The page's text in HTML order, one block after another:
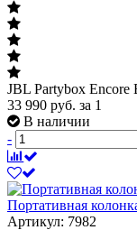
JBL Partybox Encore
33 990 руб. за 1
В наличии
-
Портативная
Артикул: 7982